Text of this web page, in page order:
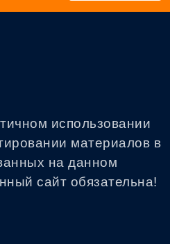
использовании
материалов в
на данном
сайт обязательна!